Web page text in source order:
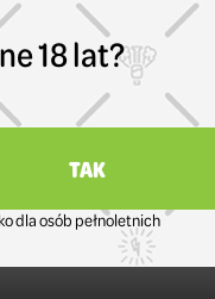
18 lat?
TAK
dla osób pełnoletnich